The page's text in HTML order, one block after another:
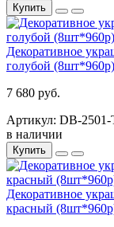
Купить
Декоративное
голубой (8шт*960р)
7 680 руб.
Артикул: DB-
в наличии
Купить
Декоративное
красный